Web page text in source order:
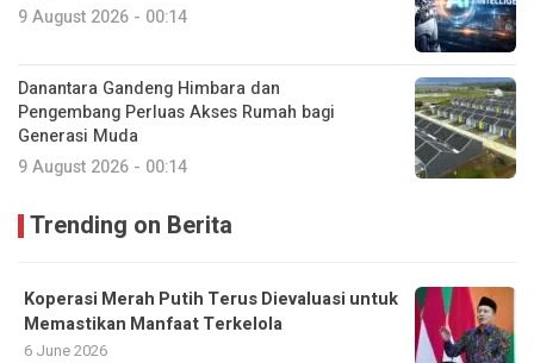
9 August 2026 - 00:14
Danantara Gandeng Himbara dan
Pengembang Perluas Akses Rumah bagi
Generasi Muda
9 August 2026 - 00:14
Trending on Berita
Koperasi Merah Putih Terus Dievaluasi untuk
Memastikan Manfaat Terkelola
6 June 2026